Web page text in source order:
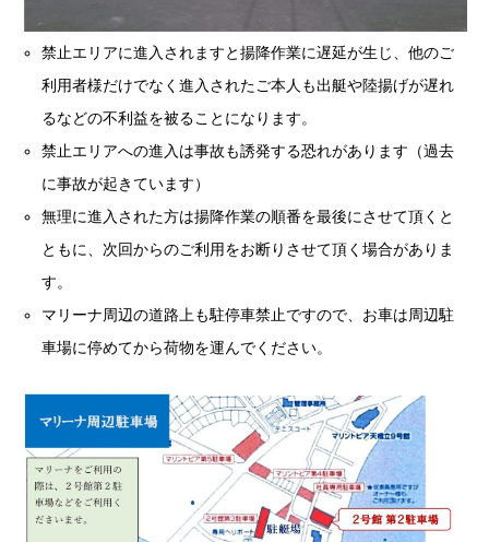
禁止エリアに進入されますと揚降作業に遅延が生じ、他のご
利用者様だけでなく進入されたご本人も出艇や陸揚げが遅れ
るなどの不利益を被ることになります。
禁止エリアへの進入は事故も誘発する恐れがあります（過去
に事故が起きています）
無理に進入された方は揚降作業の順番を最後にさせて頂くと
ともに、次回からのご利用をお断りさせて頂く場合がありま
す。
マリーナ周辺の道路上も駐停車禁止ですので、お車は周辺駐
車場に停めてから荷物を運んでください。